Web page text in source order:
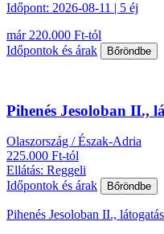
Időpont: 2026-08-11 | 5 éj
már 220.000 Ft-tól
Időpontok és árak
Bőröndbe
Pihenés Jesoloban II.,
Olaszország / Észak-Adria
225.000 Ft-tól
Ellátás: Reggeli
Időpontok és árak
Bőröndbe
Pihenés Jesoloban II.,